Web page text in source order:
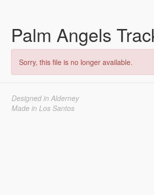
Palm Angels
Sorry, this file is no longer available.
Designed in Alderney
Made in Los Santos